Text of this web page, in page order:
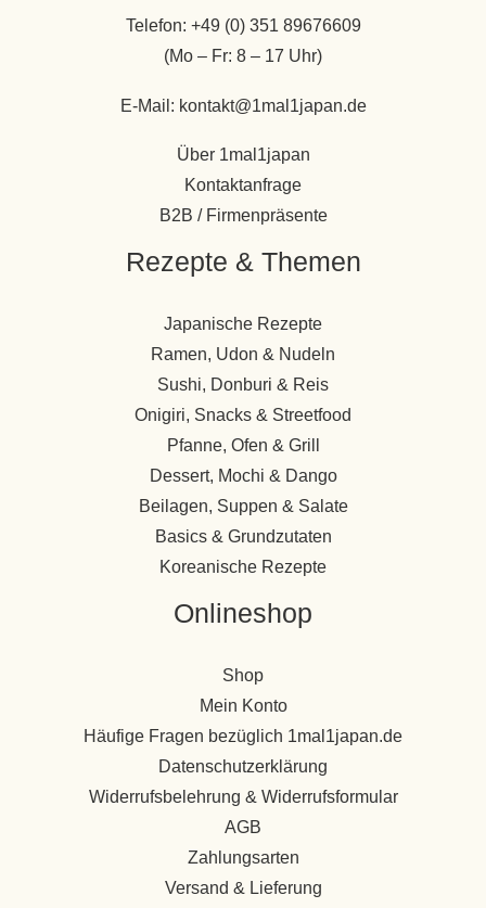
Telefon: +49 (0) 351 89676609
(Mo – Fr: 8 – 17 Uhr)
E-Mail: kontakt@1mal1japan.de
Über 1mal1japan
Kontaktanfrage
B2B / Firmenpräsente
Rezepte & Themen
Japanische Rezepte
Ramen, Udon & Nudeln
Sushi, Donburi & Reis
Onigiri, Snacks & Streetfood
Pfanne, Ofen & Grill
Dessert, Mochi & Dango
Beilagen, Suppen & Salate
Basics & Grundzutaten
Koreanische Rezepte
Onlineshop
Shop
Mein Konto
Häufige Fragen bezüglich 1mal1japan.de
Datenschutzerklärung
Widerrufsbelehrung & Widerrufsformular
AGB
Zahlungsarten
Versand & Lieferung